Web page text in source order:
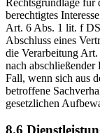
berechtigtes
Art. 6 Abs. 1 lit. f
Abschluss eines
die Verarbeitung
nach
Fall, wenn sich aus
betroffene
gesetzlichen
8.6